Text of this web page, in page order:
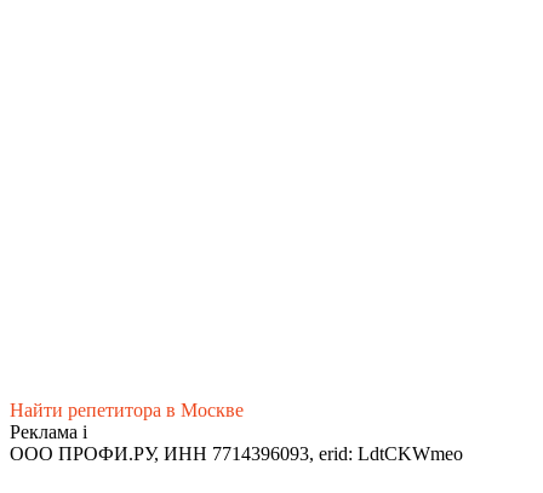
Найти репетитора в Москве
Реклама i
ООО ПРОФИ.РУ, ИНН 7714396093, erid: LdtCKWmeo